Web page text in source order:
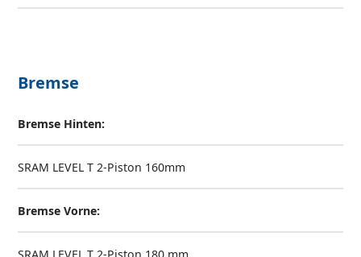
Bremse
Bremse Hinten:
SRAM LEVEL T 2-Piston 160mm
Bremse Vorne: